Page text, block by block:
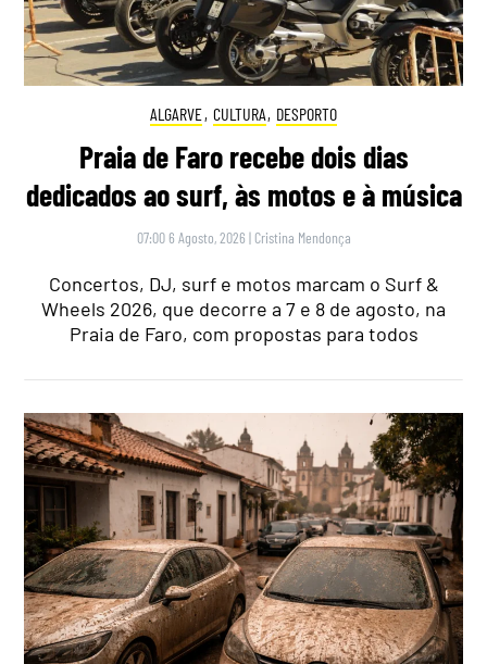
ALGARVE, CULTURA, DESPORTO
Praia de Faro recebe dois dias
dedicados ao surf, às motos e à música
07:00 6 Agosto, 2026 | Cristina Mendonça
Concertos, DJ, surf e motos marcam o Surf &
Wheels 2026, que decorre a 7 e 8 de agosto, na
Praia de Faro, com propostas para todos